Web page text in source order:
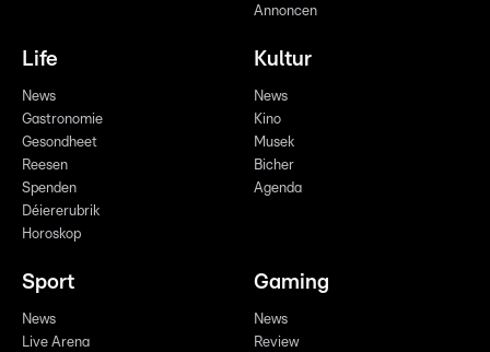
Annoncen
Life
News
Gastronomie
Gesondheet
Reesen
Spenden
Déiererubrik
Horoskop
Kultur
News
Kino
Musek
Bicher
Agenda
Sport
News
Live Arena
Gaming
News
Review